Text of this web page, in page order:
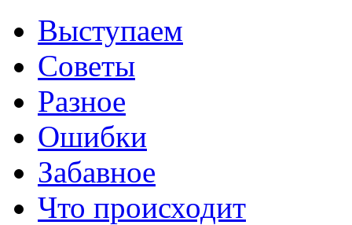
Выступаем
Советы
Разное
Ошибки
Забавное
Что происходит